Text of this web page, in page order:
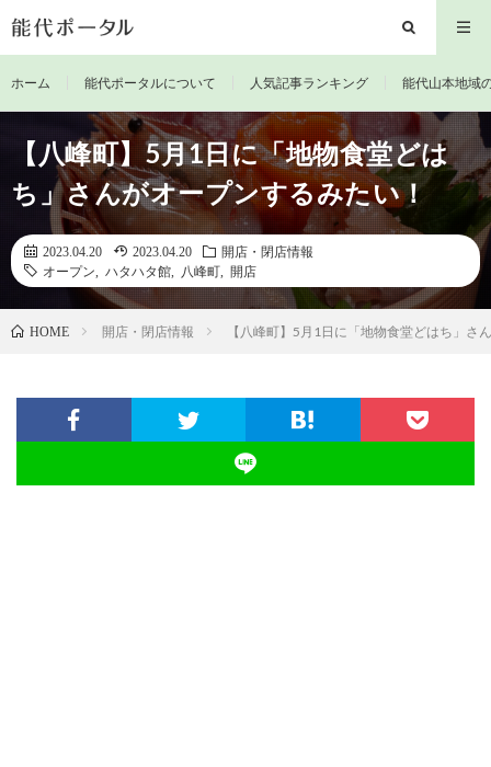
ホーム 能代ポータルについて 人気記事ランキング 能代山本地域
【八峰町】5月1日に「地物食堂どは
ち」さんがオープンするみたい！
2023.04.20 2023.04.20
開店・閉店情報
オープン
ハタハタ館 八峰町 開店
HOME 開店・閉店情報 【八峰町】5月1日に「地物食堂どはち」さ